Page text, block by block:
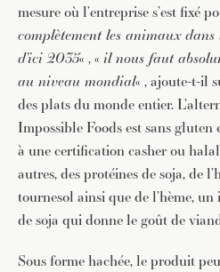
mesure où l’entreprise s’est fixé
complètement les animaux
d’ici 2035« , « il nous faut
au niveau mondial« , ajoute-t-il
des plats du monde entier.
Impossible Foods est sans
à une certification casher ou
autres, des protéines de soja, de
tournesol ainsi que de l’hème,
de soja qui donne le goût de
Sous forme hachée, le produit